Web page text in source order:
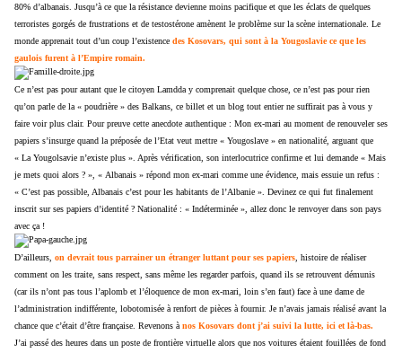
80% d’albanais. Jusqu’à ce que la résistance devienne moins pacifique et que les éclats de quelques
terroristes gorgés de frustrations et de testostérone amènent le problème sur la scène internationale. Le
monde apprenait tout d’un coup l’existence des Kosovars, qui sont à la Yougoslavie ce que les
gaulois furent à l’Empire romain.
Ce n’est pas pour autant que le citoyen Lamdda y comprenait quelque chose, ce n’est pas pour rien
qu’on parle de la « poudrière » des Balkans, ce billet et un blog tout entier ne suffirait pas à vous y
faire voir plus clair. Pour preuve cette anecdote authentique : Mon ex-mari au moment de renouveler ses
papiers s’insurge quand la préposée de l’Etat veut mettre « Yougoslave » en nationalité, arguant que
« La Yougolsavie n’existe plus ». Après vérification, son interlocutrice confirme et lui demande « Mais
je mets quoi alors ? », « Albanais » répond mon ex-mari comme une évidence, mais essuie un refus :
« C’est pas possible, Albanais c’est pour les habitants de l’Albanie ». Devinez ce qui fut finalement
inscrit sur ses papiers d’identité ? Nationalité : « Indéterminée », allez donc le renvoyer dans son pays
avec ça !
D’ailleurs, on devrait tous parrainer un étranger luttant pour ses papiers , histoire de réaliser
comment on les traite, sans respect, sans même les regarder parfois, quand ils se retrouvent démunis
(car ils n’ont pas tous l’aplomb et l’éloquence de mon ex-mari, loin s’en faut) face à une dame de
l’administration indifférente, lobotomisée à renfort de pièces à fournir. Je n’avais jamais réalisé avant la
chance que c’était d’être française. Revenons à nos Kosovars dont j’ai suivi la lutte, ici et là-bas.
J’ai passé des heures dans un poste de frontière virtuelle alors que nos voitures étaient fouillées de fond